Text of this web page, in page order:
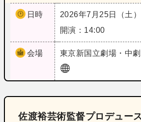
日時
2026年7月25日（土）
開演：14:00
会場 東京新国立劇場・中
佐渡裕芸術監督プロデュー